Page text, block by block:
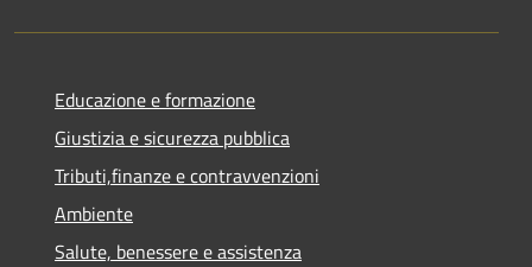
Educazione e formazione
Giustizia e sicurezza pubblica
Tributi,finanze e contravvenzioni
Ambiente
Salute, benessere e assistenza